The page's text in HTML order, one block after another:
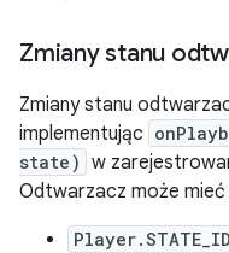
Zmiany stanu
Zmiany stanu
implementując
state) w
Odtwarzacz może